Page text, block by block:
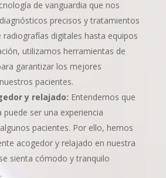
de vanguardia que nos
precisos y tratamientos
radiografías digitales hasta equipos
utilizamos herramientas de
garantizar los mejores
pacientes.
y relajado: Entendemos que
ser una experiencia
pacientes. Por ello, hemos
acogedor y relajado en nuestra
sienta cómodo y tranquilo